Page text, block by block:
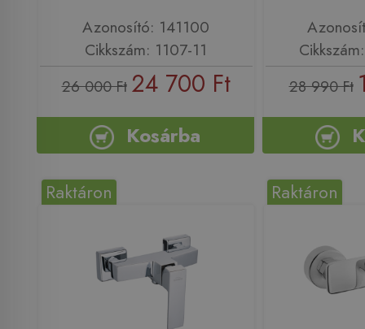
Azonosító: 141100
Cikkszám: 1107-11
26 000 Ft 24 700 Ft
Kosárba
28 990 Ft
Raktáron Raktáron